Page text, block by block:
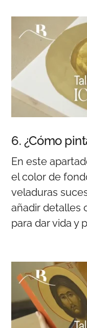
6. ¿Cómo
En este
el color de
veladuras
añadir detalles
para dar vida y